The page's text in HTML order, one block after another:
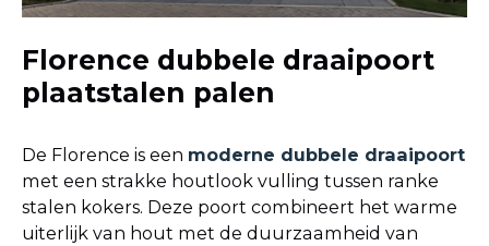
Florence dubbele draaipoort
plaatstalen palen
De Florence is een moderne dubbele draaipoort
met een strakke houtlook vulling tussen ranke
stalen kokers. Deze poort combineert het warme
uiterlijk van hout met de duurzaamheid van